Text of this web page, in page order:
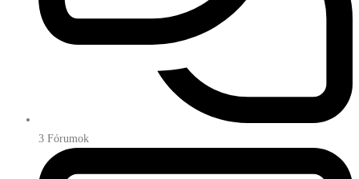
3 Fórumok